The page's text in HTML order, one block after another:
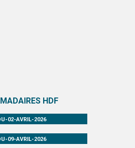
HDF
02-AVRIL-2026
09-AVRIL-2026